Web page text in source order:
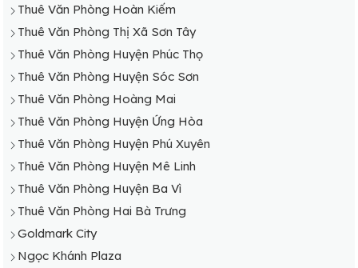
Thuê Văn Phòng Huyện Mỹ Đức
Thuê Văn Phòng Huyện Phú Xuyên
Thuê Văn Phòng Huyện Phúc Thọ
Thuê Văn Phòng Huyện Quốc Oai
Thuê Văn Phòng Huyện Sóc Sơn
Thuê Văn Phòng Huyện Thạch Thất
Thuê Văn Phòng Huyện Thanh Oai
Thuê Văn Phòng Huyện Thanh Trì
Thuê Văn Phòng Huyện Thường Tín
Thuê Văn Phòng Huyện Ứng Hòa
Thuê Văn Phòng Hoàn Kiếm
Thuê Văn Phòng Thị Xã Sơn Tây
Thuê Văn Phòng Huyện Phúc Thọ
Thuê Văn Phòng Huyện Sóc Sơn
Thuê Văn Phòng Hoàng Mai
Thuê Văn Phòng Huyện Ứng Hòa
Thuê Văn Phòng Huyện Phú Xuyên
Thuê Văn Phòng Huyện Mê Linh
Thuê Văn Phòng Huyện Ba Vì
Thuê Văn Phòng Hai Bà Trưng
Goldmark City
Ngọc Khánh Plaza